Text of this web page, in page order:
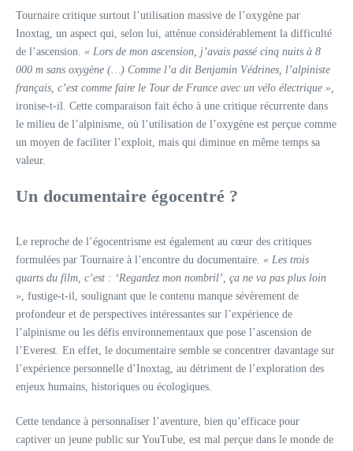
Tournaire critique surtout l’utilisation massive de l’oxygène par
Inoxtag, un aspect qui, selon lui, atténue considérablement la difficulté
de l’ascension. « Lors de mon ascension, j’avais passé cinq nuits à 8
000 m sans oxygène (…) Comme l’a dit Benjamin Védrines, l’alpiniste
français, c’est comme faire le Tour de France avec un vélo électrique »,
ironise-t-il. Cette comparaison fait écho à une critique récurrente dans
le milieu de l’alpinisme, où l’utilisation de l’oxygène est perçue comme
un moyen de faciliter l’exploit, mais qui diminue en même temps sa
valeur.
Un documentaire égocentré ?
Le reproche de l’égocentrisme est également au cœur des critiques
formulées par Tournaire à l’encontre du documentaire. « Les trois
quarts du film, c’est : ‘Regardez mon nombril’, ça ne va pas plus loin
», fustige-t-il, soulignant que le contenu manque sévèrement de
profondeur et de perspectives intéressantes sur l’expérience de
l’alpinisme ou les défis environnementaux que pose l’ascension de
l’Everest. En effet, le documentaire semble se concentrer davantage sur
l’expérience personnelle d’Inoxtag, au détriment de l’exploration des
enjeux humains, historiques ou écologiques.
Cette tendance à personnaliser l’aventure, bien qu’efficace pour
captiver un jeune public sur YouTube, est mal perçue dans le monde de